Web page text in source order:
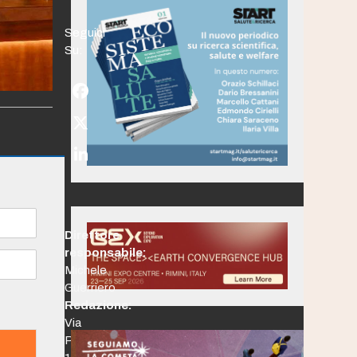
Seguici
Su:
Facebook
Twitter
(deprecated)
LinkedIn
Direttore
responsabile:
Michele
Guerriero
Redazione:
Via
Po,